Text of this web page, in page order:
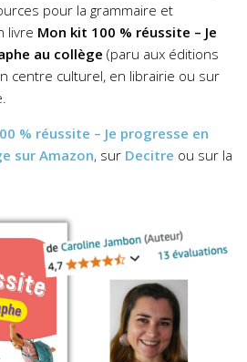
pour la grammaire et
livre Mon kit 100 % réussite – Je
au collège (paru aux éditions
centre culturel, en librairie ou sur
% réussite – Je progresse en
sur Amazon, sur Decitre ou sur la